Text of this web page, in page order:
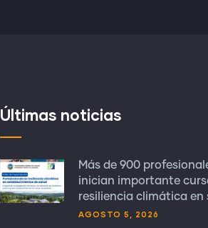
Últimas noticias
Más de 900
inician importante
resiliencia climática en
AGOSTO 5, 2026